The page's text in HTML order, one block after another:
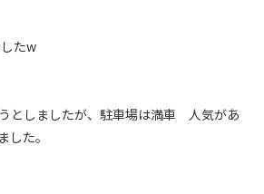
たw
としましたが、駐車場は満車 人気があ
した。